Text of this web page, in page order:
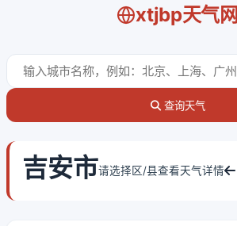
xtjbp天气网
查询天气
吉安市请选择区/县查看天气详情